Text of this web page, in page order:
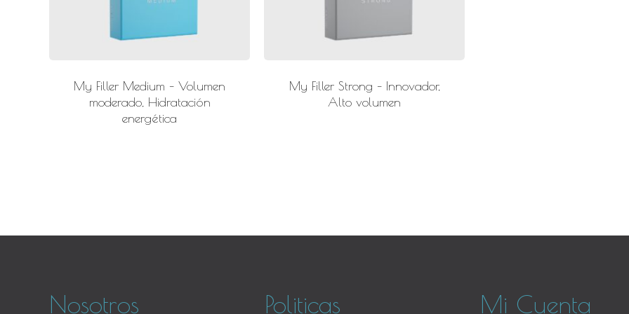
My Filler Medium – Volumen
moderado, Hidratación
energética
My Filler Strong – Innovador,
Alto volumen
Nosotros Politicas Mi Cuenta